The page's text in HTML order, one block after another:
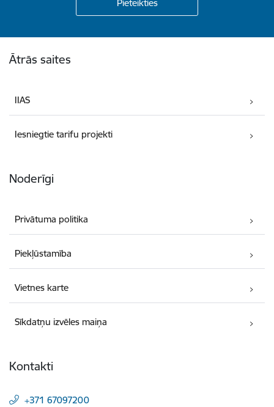
Ātrās saites
IIAS
Iesniegtie tarifu projekti
Noderīgi
Privātuma politika
Piekļūstamība
Vietnes karte
Sīkdatņu izvēles maiņa
Kontakti
+371 67097200